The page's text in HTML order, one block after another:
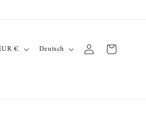
Deutschland | EUR € Deutsch Einloggen Warenkorb